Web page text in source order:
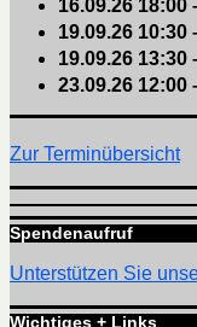
16.09.26 18:00
19.09.26 10:30
19.09.26 13:30
23.09.26 12:00
Zur Terminübersicht
Spendenaufruf
Unterstützen Sie
Wichtiges + Links